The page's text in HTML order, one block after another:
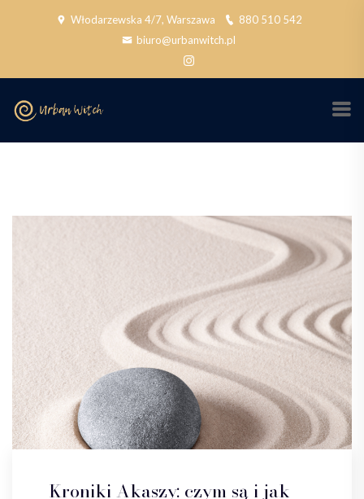
Włodarzewska 4/7, Warszawa
880 510 542
biuro@urbanwitch.pl
Kroniki Akaszy: czym są i jak